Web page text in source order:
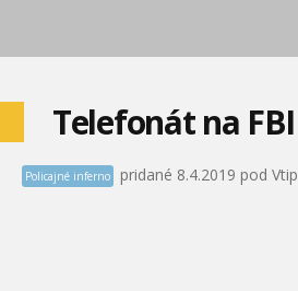
Telefonát na FBI
Policajné inferno pridané 8.4.2019 pod Vtip